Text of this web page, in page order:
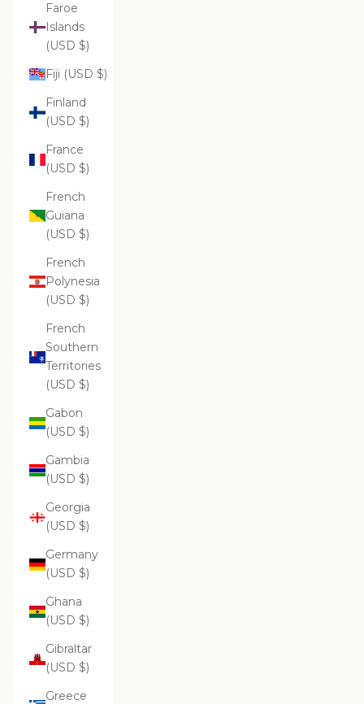
Faroe
Islands
(USD $)
Fiji (USD $)
Finland
(USD $)
France
(USD $)
French
Guiana
(USD $)
French
Polynesia
(USD $)
French
Southern
Territories
(USD $)
Gabon
(USD $)
Gambia
(USD $)
Georgia
(USD $)
Germany
(USD $)
Ghana
(USD $)
Gibraltar
(USD $)
Greece